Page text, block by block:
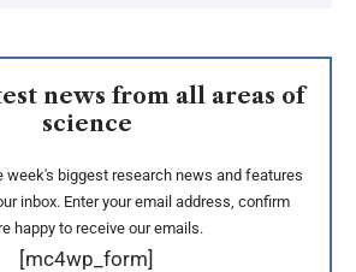
news from all areas of
science
week's biggest research news and features
inbox. Enter your email address, confirm
happy to receive our emails.
[mc4wp_form]